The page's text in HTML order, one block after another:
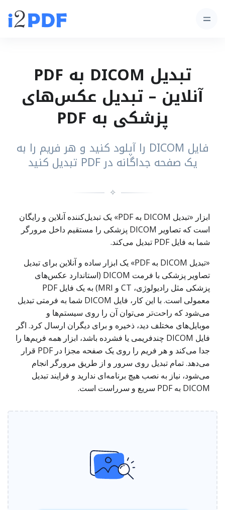
تبدیل DICOM به PDF
آنلاین – تبدیل عکس‌های
پزشکی به PDF
فایل DICOM را آپلود کنید و هر فریم را به
یک صفحه جداگانه در PDF تبدیل کنید
✧
ابزار «تبدیل DICOM به PDF» یک تبدیل‌کننده آنلاین و رایگان
است که تصاویر DICOM پزشکی را مستقیم داخل مرورگر
شما به فایل PDF تبدیل می‌کند.
«تبدیل DICOM به PDF» یک ابزار ساده و آنلاین برای تبدیل
تصاویر پزشکی با فرمت DICOM (استاندارد عکس‌های
پزشکی مثل رادیولوژی، CT و MRI) به یک فایل PDF
معمولی است. با این کار، فایل DICOM شما به فرمتی تبدیل
می‌شود که راحت‌تر می‌توان آن را روی سیستم‌ها و
موبایل‌های مختلف دید، ذخیره و برای دیگران ارسال کرد. اگر
فایل DICOM چندفریمی یا فشرده باشد، ابزار همه فریم‌ها را
جدا می‌کند و هر فریم را روی یک صفحه مجزا در PDF قرار
می‌دهد. تمام تبدیل روی سرور و از طریق مرورگر انجام
می‌شود، نیاز به نصب هیچ برنامه‌ای ندارید و فرایند تبدیل
DICOM به PDF سریع و سرراست است.